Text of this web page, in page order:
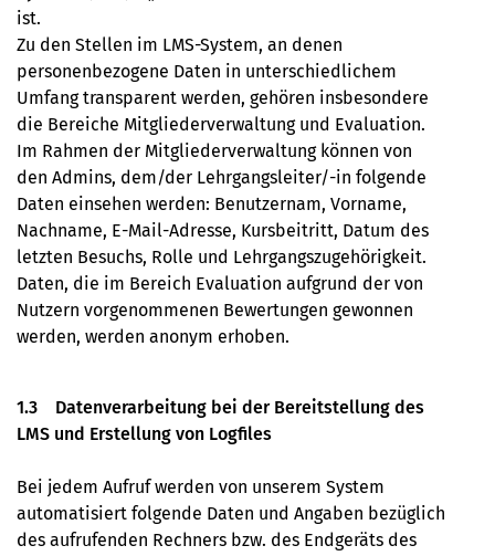
ist.
Zu den Stellen im LMS-System, an denen
personenbezogene Daten in unterschiedlichem
Umfang transparent werden, gehören insbesondere
die Bereiche Mitgliederverwaltung und Evaluation.
Im Rahmen der Mitgliederverwaltung können von
den Admins, dem/der Lehrgangsleiter/-in folgende
Daten einsehen werden: Benutzernam, Vorname,
Nachname, E-Mail-Adresse, Kursbeitritt, Datum des
letzten Besuchs, Rolle und Lehrgangszugehörigkeit.
Daten, die im Bereich Evaluation aufgrund der von
Nutzern vorgenommenen Bewertungen gewonnen
werden, werden anonym erhoben.
1.3 Datenverarbeitung bei der Bereitstellung des
LMS und Erstellung von Logﬁles
Bei jedem Aufruf werden von unserem System
automatisiert folgende Daten und Angaben bezüglich
des aufrufenden Rechners bzw. des Endgeräts des